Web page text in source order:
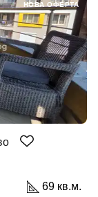
69 кв.м.
НОВА ОФЕРТА